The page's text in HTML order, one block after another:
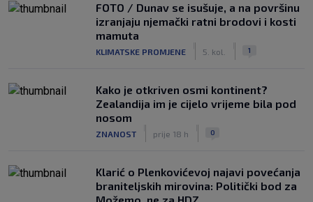
FOTO / Dunav se isušuje, a na površinu
izranjaju njemački ratni brodovi i kosti
mamuta
KLIMATSKE PROMJENE 5. kol. 1
Kako je otkriven osmi kontinent?
Zealandija im je cijelo vrijeme bila pod
nosom
ZNANOST prije 18 h 0
Klarić o Plenkovićevoj najavi povećanja
braniteljskih mirovina: Politički bod za